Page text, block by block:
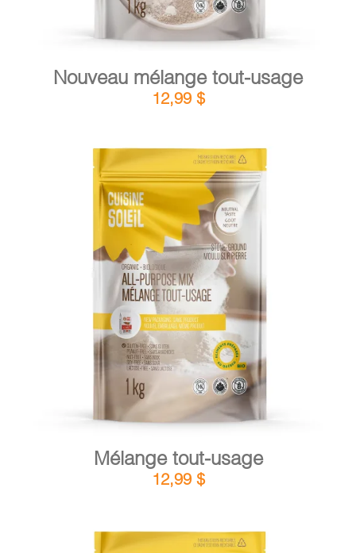
Nouveau mélange tout-usage
12,99 $
AJOUTER AU PANIER / DÉTAILS
Mélange tout-usage
12,99 $